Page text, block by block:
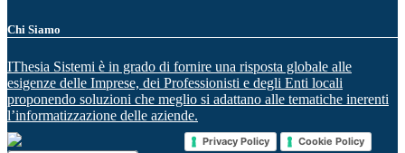
Chi Siamo
IThesia Sistemi è in grado di fornire una risposta globale alle
esigenze delle Imprese, dei Professionisti e degli Enti locali
proponendo soluzioni che meglio si adattano alle tematiche inerenti
l’informatizzazione delle aziende.
Privacy Policy Cookie Policy